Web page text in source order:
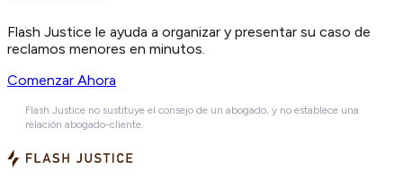
Flash Justice le ayuda a organizar y presentar su caso de
reclamos menores en minutos.
Comenzar Ahora
Flash Justice no sustituye el consejo de un abogado, y no establece una
relación abogado-cliente.